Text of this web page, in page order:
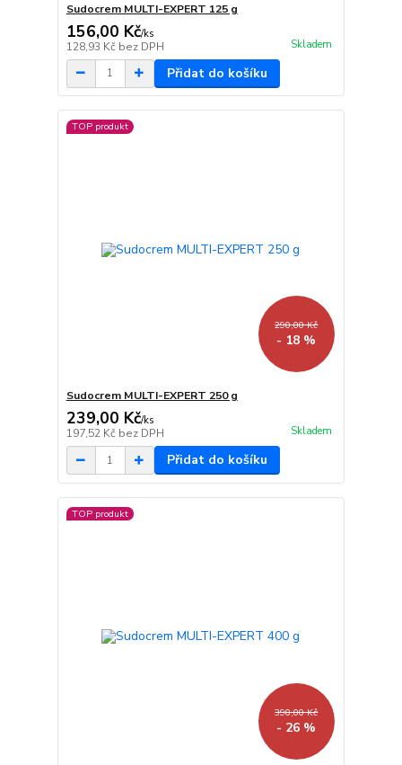
Sudocrem MULTI-EXPERT 125 g
156,00 Kč/ks
128,93 Kč bez DPH Skladem
Přidat do košíku
TOP produkt
290,00 Kč
- 18 %
Sudocrem MULTI-EXPERT 250 g
239,00 Kč/ks
197,52 Kč bez DPH Skladem
Přidat do košíku
TOP produkt
390,00 Kč
- 26 %